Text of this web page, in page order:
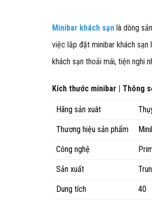
Minibar khách sạn là dòng
việc lắp đặt minibar khách
khách sạn thoải mái, tiện nghi
Kích thước minibar | Thông
Hãng sản xuât
Thương hiệu sản phẩm
Công nghệ
Sản xuất
Dung tích 40